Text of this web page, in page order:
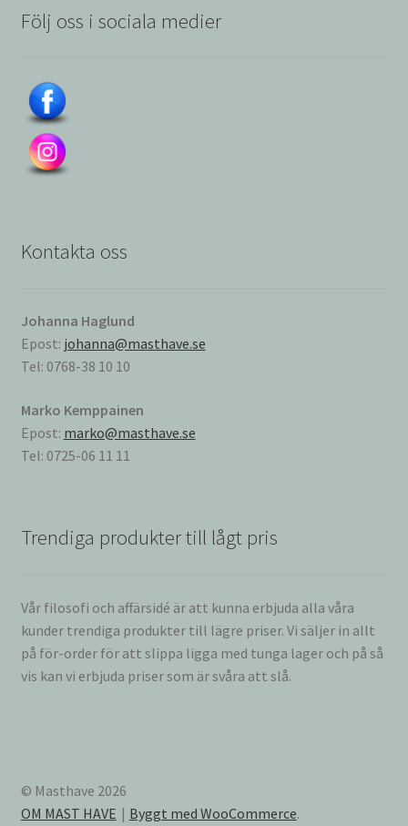
Följ oss i sociala medier
Kontakta oss
Johanna Haglund
Epost: johanna@masthave.se
Tel: 0768-38 10 10
Marko Kemppainen
Epost: marko@masthave.se
Tel: 0725-06 11 11
Trendiga produkter till lågt pris
Vår filosofi och affärsidé är att kunna erbjuda alla våra
kunder trendiga produkter till lägre priser. Vi säljer in allt
på för-order för att slippa ligga med tunga lager och på så
vis kan vi erbjuda priser som är svåra att slå.
© Masthave 2026
OM MAST HAVE
Byggt med WooCommerce.